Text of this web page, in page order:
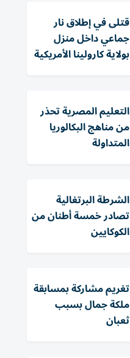
قتلى في إطلاق نار
جماعي داخل منزل
بولاية كارولينا الأمريكية
التعليم المصرية تحذر
من مناهج البكالوريا
المتداولة
الشرطة البرتغالية
تصادر خمسة أطنان من
الكوكايين
تغريم مشاركة بمسابقة
ملكة جمال بسبب
ثعبان